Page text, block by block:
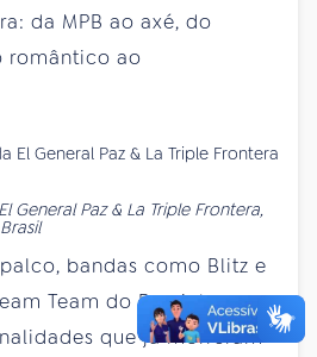
da MPB ao axé, do
romântico ao
General Paz & La Triple Frontera,
bandas como Blitz e
Team do Passinho e
que já morreram